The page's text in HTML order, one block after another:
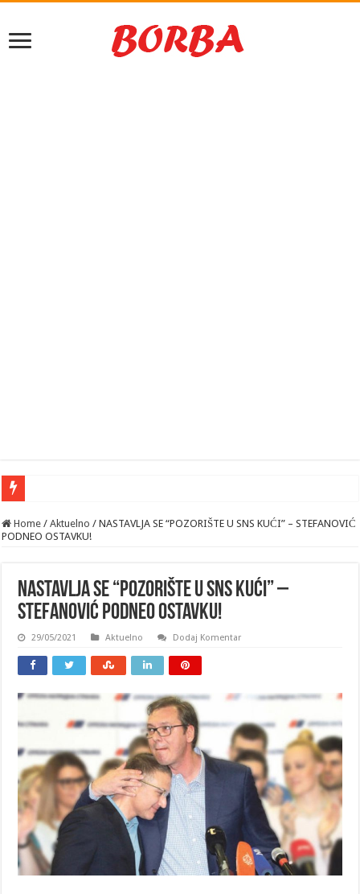
Home / Aktuelno / NASTAVLJA SE “POZORIŠTE U SNS KUĆI” – STEFANOVIĆ
PODNEO OSTAVKU!
NASTAVLJA SE “POZORIŠTE U SNS KUĆI” –
STEFANOVIĆ PODNEO OSTAVKU!
29/05/2021 Aktuelno Dodaj Komentar